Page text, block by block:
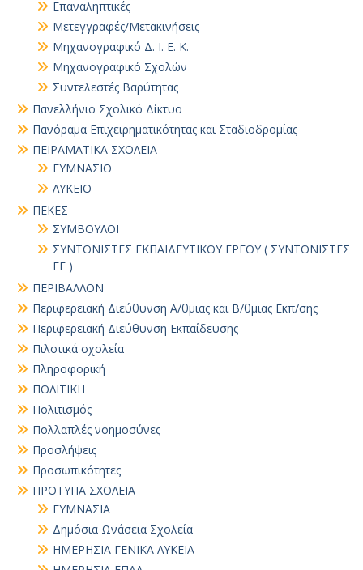
Επαναληπτικές
Μετεγγραφές/Μετακινήσεις
Μηχανογραφικό Δ. Ι. Ε. Κ.
Μηχανογραφικό Σχολών
Συντελεστές Βαρύτητας
Πανελλήνιο Σχολικό Δίκτυο
Πανόραμα Επιχειρηματικότητας και Σταδιοδρομίας
ΠΕΙΡΑΜΑΤΙΚΑ ΣΧΟΛΕΙΑ
ΓΥΜΝΑΣΙΟ
ΛΥΚΕΙΟ
ΠΕΚΕΣ
ΣΥΜΒΟΥΛΟΙ
ΣΥΝΤΟΝΙΣΤΕΣ ΕΚΠΑΙΔΕΥΤΙΚΟΥ ΕΡΓΟΥ ( ΣΥΝΤΟΝΙΣΤΕΣ
ΕΕ )
ΠΕΡΙΒΑΛΛΟΝ
Περιφερειακή Διεύθυνση Α/θμιας και Β/θμιας Εκπ/σης
Περιφερειακή Διεύθυνση Εκπαίδευσης
Πιλοτικά σχολεία
Πληροφορική
ΠΟΛΙΤΙΚΗ
Πολιτισμός
Πολλαπλές νοημοσύνες
Προσλήψεις
Προσωπικότητες
ΠΡΟΤΥΠΑ ΣΧΟΛΕΙΑ
ΓΥΜΝΑΣΙΑ
Δημόσια Ωνάσεια Σχολεία
ΗΜΕΡΗΣΙΑ ΓΕΝΙΚΑ ΛΥΚΕΙΑ